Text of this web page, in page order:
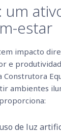
um
estar
impacto
e
ambientes
de luz